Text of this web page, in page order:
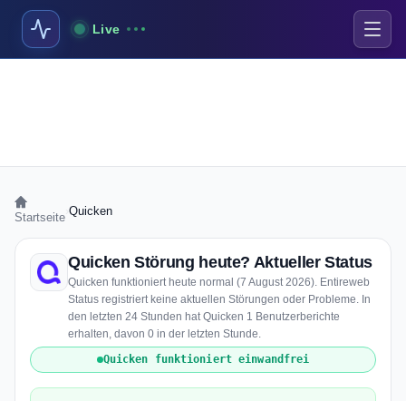
Live
Startseite Quicken
Quicken Störung heute? Aktueller Status
Quicken funktioniert heute normal (7 August 2026). Entireweb
Status registriert keine aktuellen Störungen oder Probleme. In
den letzten 24 Stunden hat Quicken 1 Benutzerberichte
erhalten, davon 0 in der letzten Stunde.
Quicken funktioniert einwandfrei